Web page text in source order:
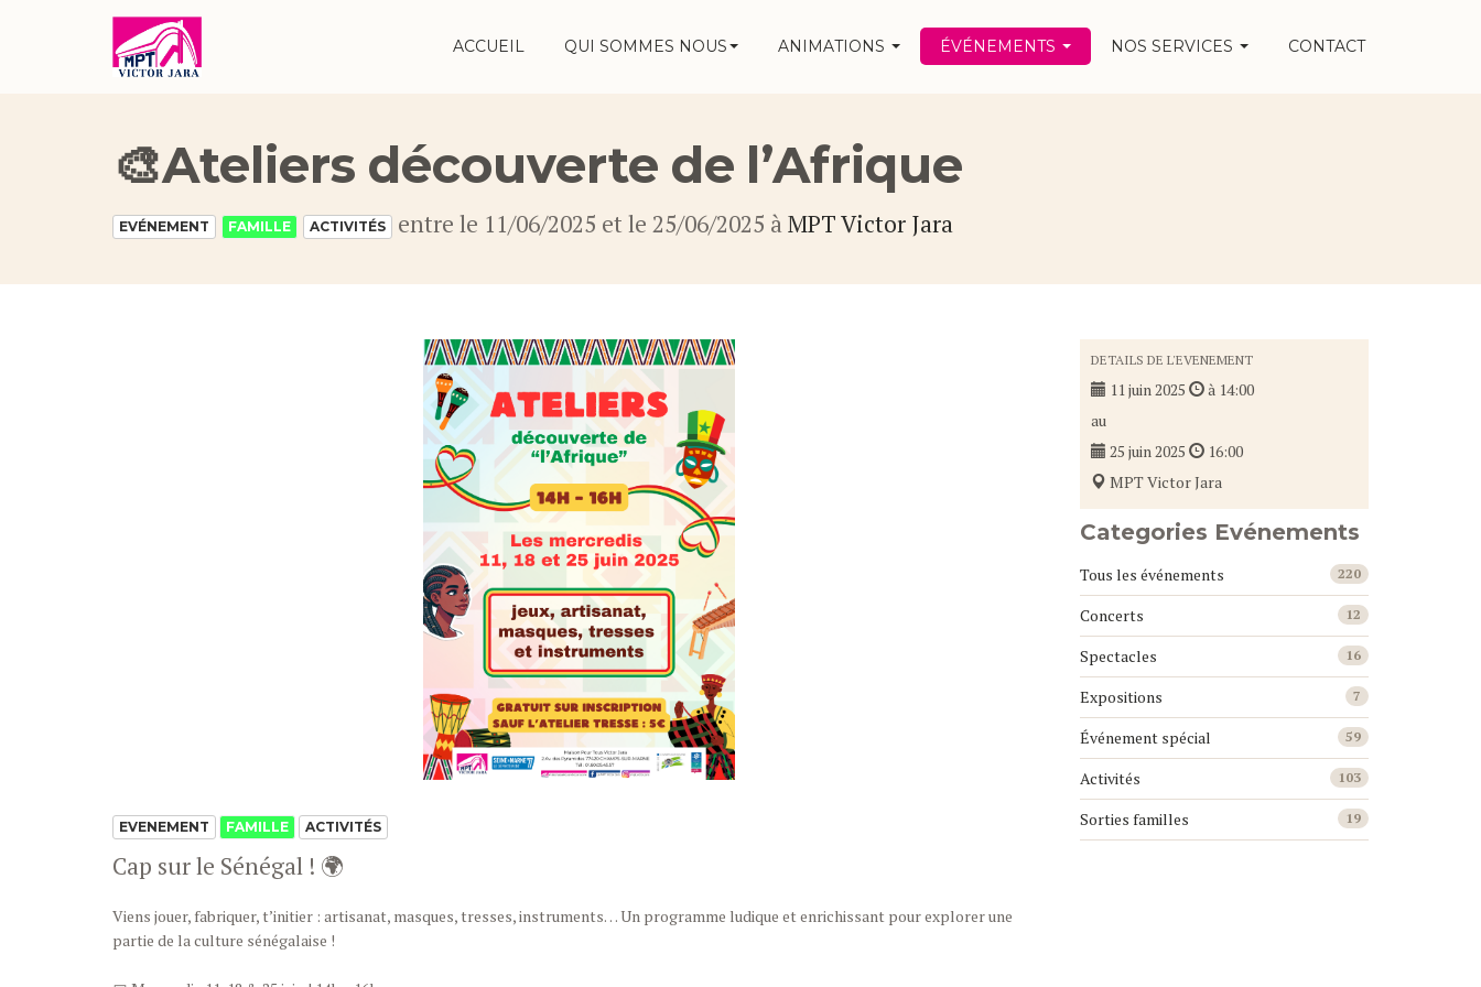
ACCUEIL QUI SOMMES NOUS ANIMATIONS ÉVÉNEMENTS NOS SERVICES CONTACT
🎨Ateliers découverte de l’Afrique
EVÉNEMENT FAMILLE ACTIVITÉS entre le 11/06/2025 et le 25/06/2025 àMPT Victor Jara
EVENEMENT FAMILLE ACTIVITÉS
Cap sur le Sénégal ! 🌍
Viens jouer, fabriquer, t’initier : artisanat, masques, tresses, instruments… Un programme ludique et enrichissant pour explorer une
partie de la culture sénégalaise !
DETAILS DE L'EVENEMENT
11 juin 2025
à 14:00
au
25 juin 2025
16:00
MPT Victor Jara
Categories Evénements
Tous les événements 220
Concerts 12
Spectacles 16
Expositions 7
Événement spécial 59
Activités 103
Sorties familles 19